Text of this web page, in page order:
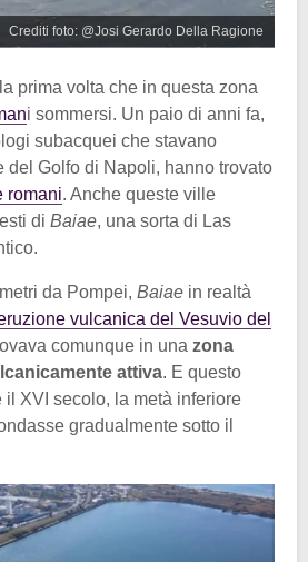
Crediti foto: @Josi Gerardo Della Ragione
prima volta che in questa zona
i sommersi. Un paio di anni fa,
subacquei che stavano
del Golfo di Napoli, hanno trovato
romani. Anche queste ville
di Baiae, una sorta di Las
da Pompei, Baiae in realtà
vulcanica del Vesuvio del
comunque in una zona
attiva. E questo
il XVI secolo, la metà inferiore
gradualmente sotto il